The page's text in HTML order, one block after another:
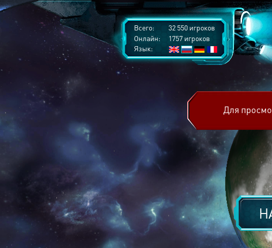
Всего:
32 550 игроков
Онлайн:
1757 игроков
Язык:
Для